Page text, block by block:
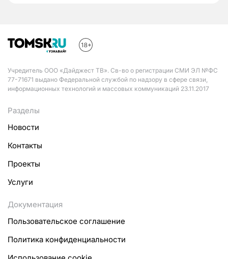
Учредитель ООО «Дайджест ТВ». Св-во о регистрации СМИ ЭЛ №ФС
77-71671 выдано Федеральной службой по надзору в сфере связи,
информационных технологий и массовых коммуникаций 23.11.2017
Разделы
Новости
Контакты
Проекты
Услуги
Документация
Пользовательское соглашение
Политика конфиденциальности